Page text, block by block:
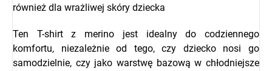
również dla wrażliwej skóry dziecka
Ten T-shirt z merino jest idealny do codziennego
komfortu, niezależnie od tego, czy dziecko nosi go
samodzielnie, czy jako warstwę bazową w chłodniejsze